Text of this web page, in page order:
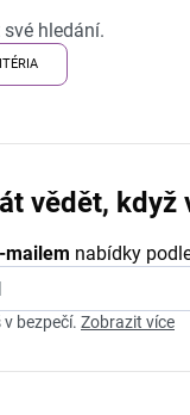
hledání.
vědět,
mailem nabídky
v bezpečí. Zobrazit více